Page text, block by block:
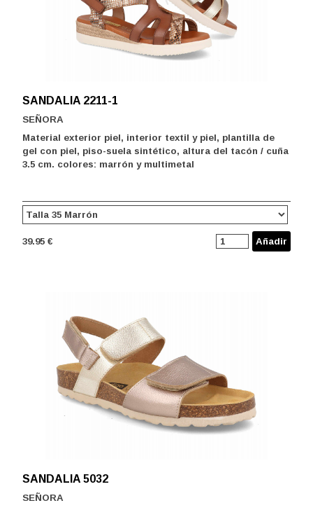
SANDALIA 2211-1
SEÑORA
Material exterior piel, interior textil y piel, plantilla de
gel con piel, piso-suela sintético, altura del tacón / cuña
3.5 cm. colores: marrón y multimetal
39.95 € Añadir
SANDALIA 5032
SEÑORA